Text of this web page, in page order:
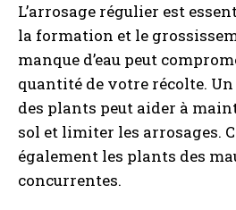
L’arrosage régulier est
la formation et le
manque d’eau peut
quantité de votre récolte. Un
des plants peut aider à
sol et limiter les arrosages.
également les plants des
concurrentes.